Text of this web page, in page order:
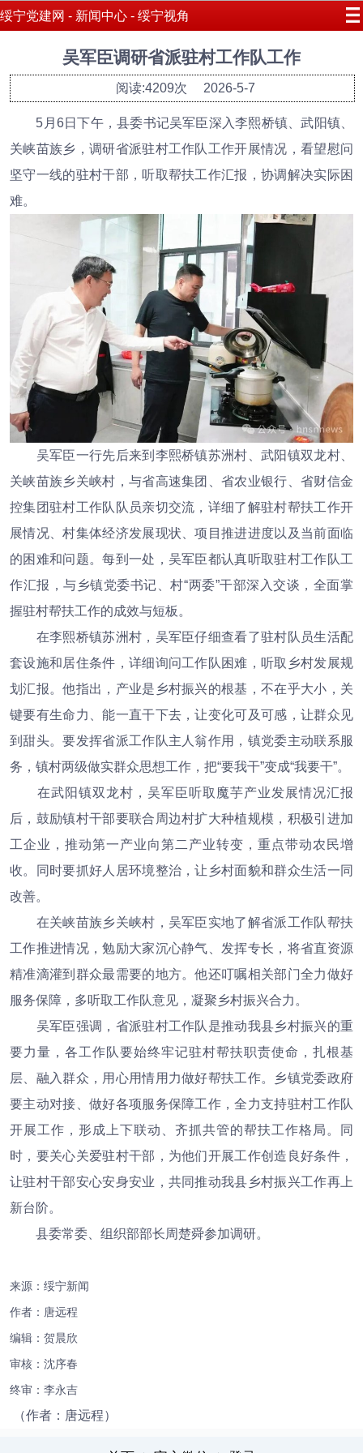
绥宁党建网 - 新闻中心 - 绥宁视角
吴军臣调研省派驻村工作队工作
阅读:4209次 2026-5-7
5月6日下午，县委书记吴军臣深入李熙桥镇、武阳镇、
关峡苗族乡，调研省派驻村工作队工作开展情况，看望慰问
坚守一线的驻村干部，听取帮扶工作汇报，协调解决实际困
难。
吴军臣一行先后来到李熙桥镇苏洲村、武阳镇双龙村、
关峡苗族乡关峡村，与省高速集团、省农业银行、省财信金
控集团驻村工作队队员亲切交流，详细了解驻村帮扶工作开
展情况、村集体经济发展现状、项目推进进度以及当前面临
的困难和问题。每到一处，吴军臣都认真听取驻村工作队工
作汇报，与乡镇党委书记、村“两委”干部深入交谈，全面掌
握驻村帮扶工作的成效与短板。
在李熙桥镇苏洲村，吴军臣仔细查看了驻村队员生活配
套设施和居住条件，详细询问工作队困难，听取乡村发展规
划汇报。他指出，产业是乡村振兴的根基，不在乎大小，关
键要有生命力、能一直干下去，让变化可及可感，让群众见
到甜头。要发挥省派工作队主人翁作用，镇党委主动联系服
务，镇村两级做实群众思想工作，把“要我干”变成“我要干”。
在武阳镇双龙村，吴军臣听取魔芋产业发展情况汇报
后，鼓励镇村干部要联合周边村扩大种植规模，积极引进加
工企业，推动第一产业向第二产业转变，重点带动农民增
收。同时要抓好人居环境整治，让乡村面貌和群众生活一同
改善。
在关峡苗族乡关峡村，吴军臣实地了解省派工作队帮扶
工作推进情况，勉励大家沉心静气、发挥专长，将省直资源
精准滴灌到群众最需要的地方。他还叮嘱相关部门全力做好
服务保障，多听取工作队意见，凝聚乡村振兴合力。
吴军臣强调，省派驻村工作队是推动我县乡村振兴的重
要力量，各工作队要始终牢记驻村帮扶职责使命，扎根基
层、融入群众，用心用情用力做好帮扶工作。乡镇党委政府
要主动对接、做好各项服务保障工作，全力支持驻村工作队
开展工作，形成上下联动、齐抓共管的帮扶工作格局。同
时，要关心关爱驻村干部，为他们开展工作创造良好条件，
让驻村干部安心安身安业，共同推动我县乡村振兴工作再上
新台阶。
县委常委、组织部部长周楚舜参加调研。
来源：绥宁新闻
作者：唐远程
编辑： 贺晨欣
审核：沈序春
终审：李永吉
（作者：唐远程）